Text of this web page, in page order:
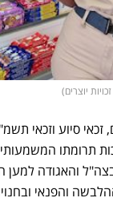
בודדים, זכאי סיוע